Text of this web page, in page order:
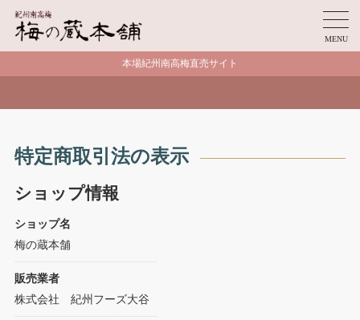
MENU
本場紀州南高梅直売サイト
特定商取引法の表示
ショップ情報
ショップ名
梅の蔵本舗
販売業者
株式会社 紀州フーズ大谷